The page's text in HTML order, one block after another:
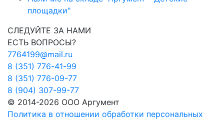
площадки"
СЛЕДУЙТЕ ЗА НАМИ
ЕСТЬ ВОПРОСЫ?
7764199@mail.ru
8 (351) 776-41-99
8 (351) 776-09-77
8 (904) 307-99-77
© 2014-2026 ООО Аргумент
Политика в отношении обработки персональных